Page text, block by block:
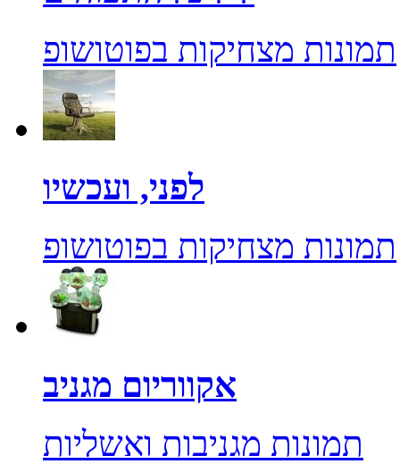
תמונות מצחיקות בפוטושופ
לפני, ועכשיו
תמונות מצחיקות בפוטושופ
אקווריום מגניב
תמונות מגניבות ואשליות